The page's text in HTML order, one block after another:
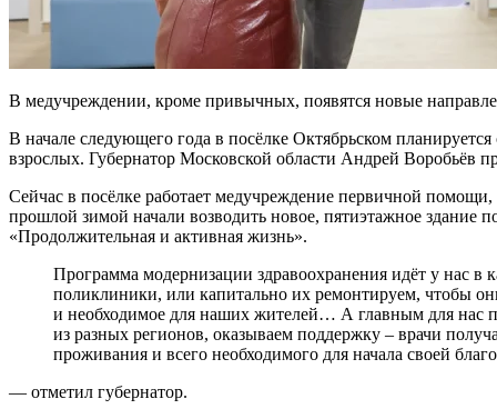
В медучреждении, кроме привычных, появятся новые
В начале следующего года в посёлке Октябрьском
взрослых. Губернатор Московской области Андрей Воробьёв
Сейчас в посёлке работает медучреждение первичной
прошлой зимой начали возводить новое, пятиэтажное здание
«Продолжительная и активная жизнь».
Программа модернизации здравоохранения идёт у нас в каждом округе. Мы или строим новые
поликлиники, или капитально их ремонтируем, чтобы
и необходимое для наших жителей… А главным для нас
из разных регионов, оказываем поддержку – врачи
проживания и всего необходимого для начала своей
— отметил губернатор.